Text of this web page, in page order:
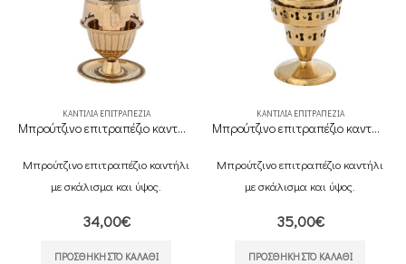
ΚΑΝΤΊΛΙΑ ΕΠΙΤΡΑΠΈΖΙΑ
Μπρούτζινο επιτραπέζιο καντήλι
Μπρούτζινο επιτραπέζιο καντήλι
με σκάλισμα και ύψος.
34,00€
ΠΡΟΣΘΉΚΗ ΣΤΟ ΚΑΛΆΘΙ
ΚΑΝΤΊΛΙΑ ΕΠΙΤΡΑΠΈΖΙΑ
Μπρούτζινο επιτραπέζιο καντήλι
Μπρούτζινο επιτραπέζιο καντήλι
με σκάλισμα και ύψος.
35,00€
ΠΡΟΣΘΉΚΗ ΣΤΟ ΚΑΛΆΘΙ